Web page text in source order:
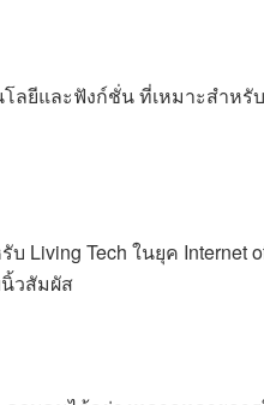
ลยีและฟังก์ชั่น ที่เหมาะสำห
Living Tech ในยุค
วสัมผัส